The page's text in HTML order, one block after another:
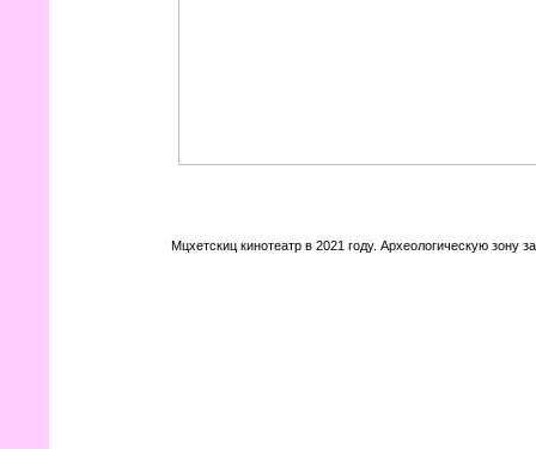
Мцхетскиц кинотеатр в 2021 году. Археологическую зону